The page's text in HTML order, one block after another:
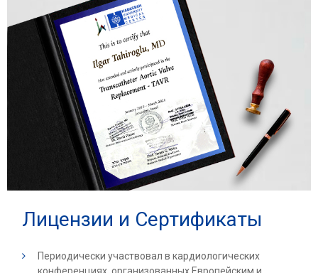
Лицензии и Сертификаты
Периодически участвовал в кардиологических